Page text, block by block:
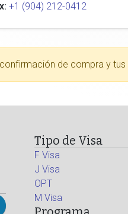
+1 (904) 212-0412
de compra y
Tipo de Visa
F Visa
J Visa
OPT
M Visa